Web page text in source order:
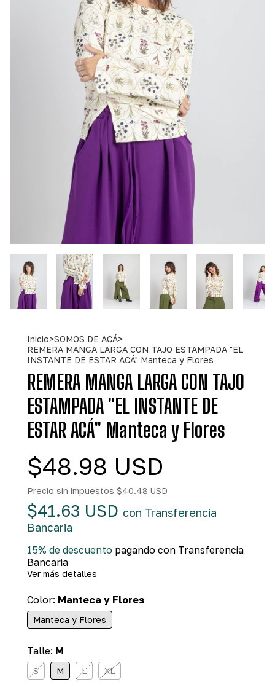
Inicio>SOMOS DE ACÁ>
REMERA MANGA LARGA CON TAJO ESTAMPADA "EL
INSTANTE DE ESTAR ACÁ" Manteca y Flores
REMERA MANGA LARGA CON TAJO
ESTAMPADA "EL INSTANTE DE
ESTAR ACÁ" Manteca y Flores
$48.98 USD
Precio sin impuestos $40.48 USD
$41.63 USD con Transferencia
Bancaria
15% de descuento pagando con Transferencia
Bancaria
Ver más detalles
Color: Manteca y Flores
Manteca y Flores
Talle: M
S M L XL